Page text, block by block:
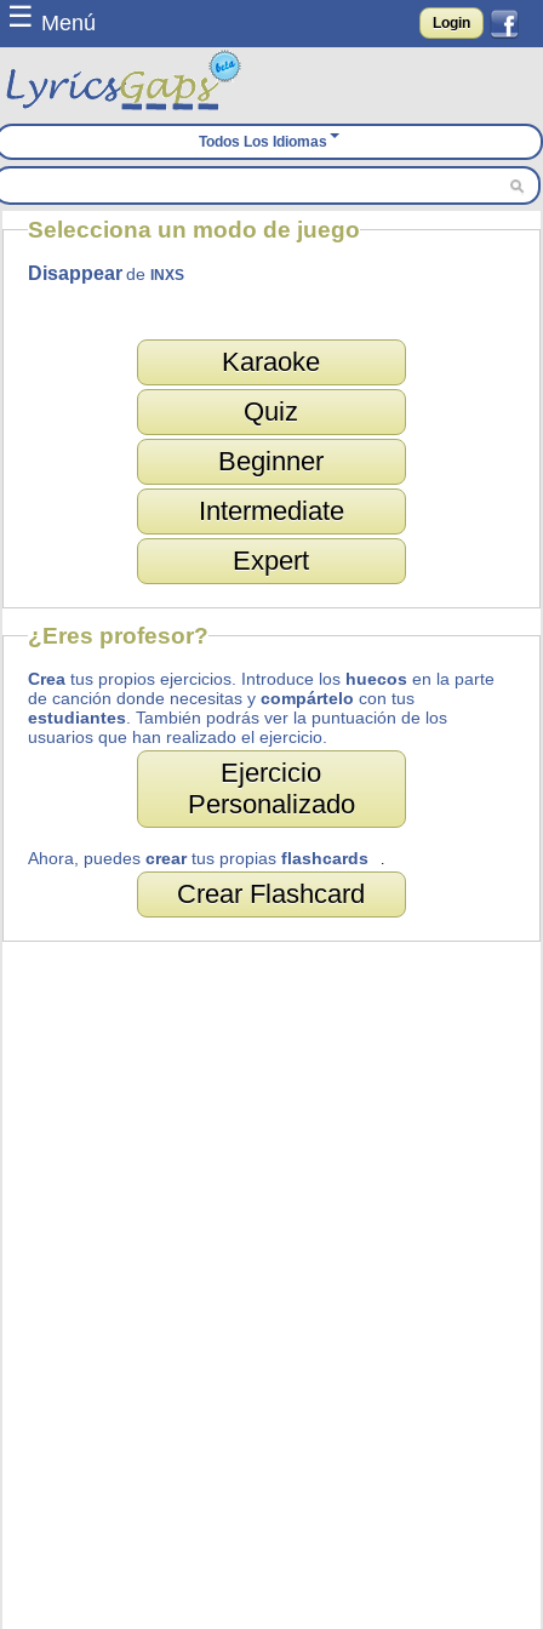
☰ Menú Login
Todos Los Idiomas
Selecciona un modo de juego
Disappear deINXS
Karaoke
Quiz
Beginner
Intermediate
Expert
¿Eres profesor?
Crea tus propios ejercicios. Introduce los huecos en la parte
de canción donde necesitas ycompártelo con tus
estudiantes . También podrás ver la puntuación de los
usuarios que han realizado el ejercicio.
Ejercicio
Personalizado
Ahora, puedescreartus propiasflashcards
Crear Flashcard